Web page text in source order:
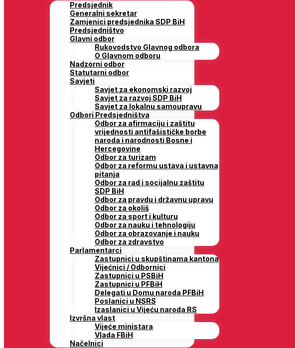
Predsjednik
Generalni sekretar
Zamjenici predsjednika SDP BiH
Predsjedništvo
Glavni odbor
Rukovodstvo Glavnog odbora
O Glavnom odboru
Nadzorni odbor
Statutarni odbor
Savjeti
Savjet za ekonomski razvoj
Savjet za razvoj SDP BiH
Savjet za lokalnu samoupravu
Odbori Predsjedništva
Odbor za afirmaciju i zaštitu
vrijednosti antifašističke borbe
naroda i narodnosti Bosne i
Hercegovine
Odbor za turizam
Odbor za reformu ustava i ustavna
pitanja
Odbor za rad i socijalnu zaštitu
SDP BiH
Odbor za pravdu i državnu upravu
Odbor za okoliš
Odbor za sport i kulturu
Odbor za nauku i tehnologiju
Odbor za obrazovanje i nauku
Odbor za zdravstvo
Parlamentarci
Zastupnici u skupštinama kantona
Vijećnici / Odbornici
Zastupnici u PSBiH
Zastupnici u PFBiH
Delegati u Domu naroda PFBiH
Poslanici u NSRS
Izaslanici u Vijeću naroda RS
Izvršna vlast
Vijeće ministara
Vlada FBiH
Načelnici